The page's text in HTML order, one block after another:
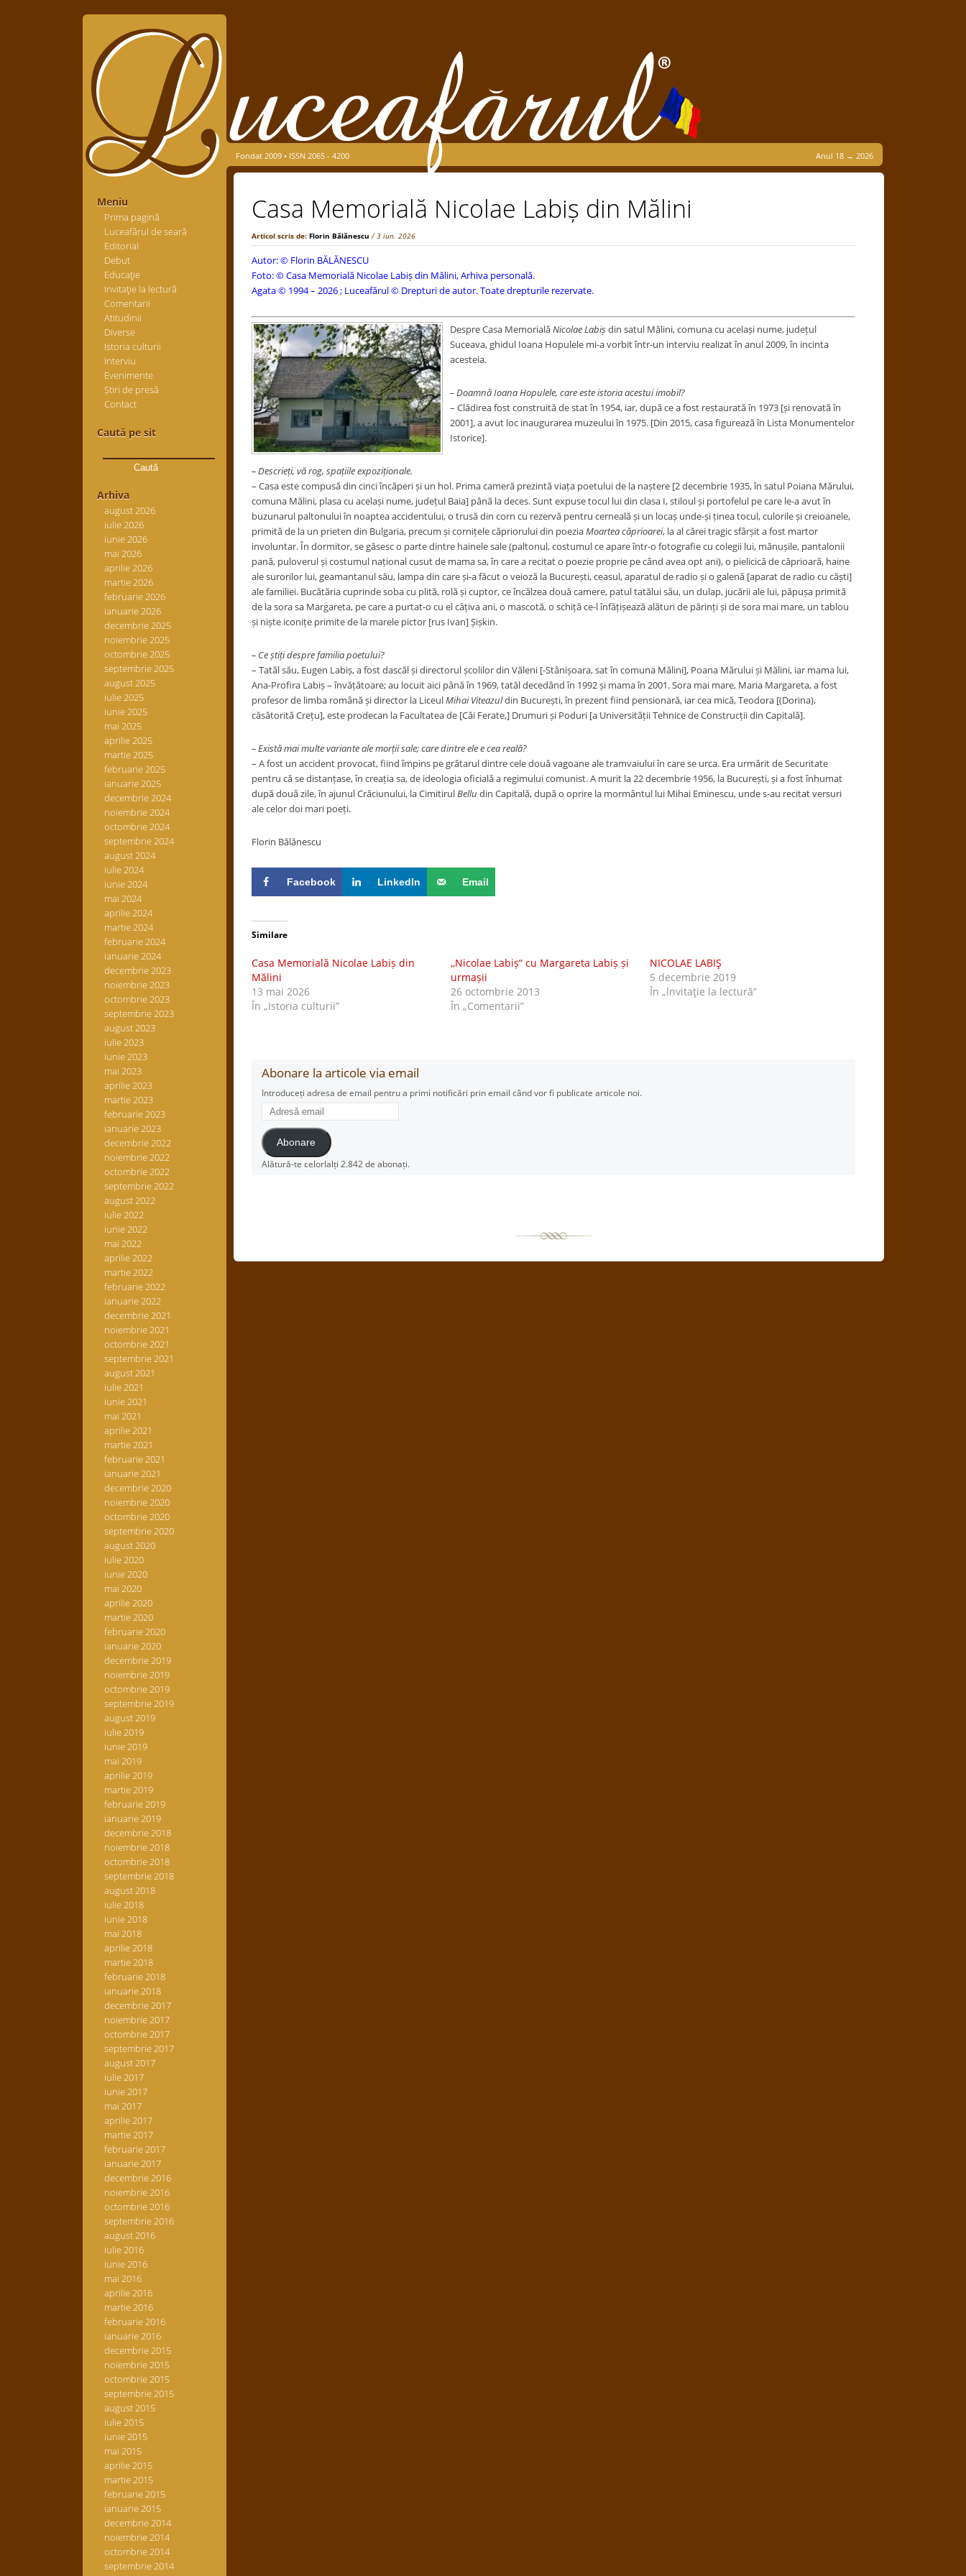
Meniu
Prima pagină
Luceafărul de seară
Editorial
Debut
Educaţie
Invitaţie la lectură
Comentarii
Atitudinii
Diverse
Istoria culturii
Interviu
Evenimente
Știri de presă
Contact
Caută pe sit
după:
Arhiva
august 2026
iulie 2026
iunie 2026
mai 2026
aprilie 2026
martie 2026
februarie 2026
ianuarie 2026
decembrie 2025
noiembrie 2025
octombrie 2025
septembrie 2025
august 2025
iulie 2025
iunie 2025
mai 2025
aprilie 2025
martie 2025
februarie 2025
ianuarie 2025
decembrie 2024
noiembrie 2024
octombrie 2024
septembrie 2024
august 2024
iulie 2024
iunie 2024
mai 2024
aprilie 2024
martie 2024
februarie 2024
ianuarie 2024
decembrie 2023
noiembrie 2023
octombrie 2023
septembrie 2023
august 2023
iulie 2023
iunie 2023
mai 2023
aprilie 2023
martie 2023
februarie 2023
ianuarie 2023
decembrie 2022
noiembrie 2022
octombrie 2022
septembrie 2022
august 2022
iulie 2022
iunie 2022
mai 2022
aprilie 2022
martie 2022
februarie 2022
ianuarie 2022
decembrie 2021
noiembrie 2021
octombrie 2021
septembrie 2021
august 2021
iulie 2021
iunie 2021
mai 2021
aprilie 2021
martie 2021
februarie 2021
ianuarie 2021
decembrie 2020
noiembrie 2020
octombrie 2020
septembrie 2020
august 2020
iulie 2020
iunie 2020
mai 2020
aprilie 2020
martie 2020
februarie 2020
ianuarie 2020
decembrie 2019
noiembrie 2019
octombrie 2019
septembrie 2019
august 2019
iulie 2019
iunie 2019
mai 2019
aprilie 2019
martie 2019
februarie 2019
ianuarie 2019
decembrie 2018
noiembrie 2018
octombrie 2018
septembrie 2018
august 2018
iulie 2018
iunie 2018
mai 2018
aprilie 2018
martie 2018
februarie 2018
ianuarie 2018
decembrie 2017
noiembrie 2017
octombrie 2017
septembrie 2017
august 2017
iulie 2017
iunie 2017
mai 2017
aprilie 2017
martie 2017
februarie 2017
ianuarie 2017
decembrie 2016
noiembrie 2016
octombrie 2016
septembrie 2016
august 2016
iulie 2016
iunie 2016
mai 2016
aprilie 2016
martie 2016
februarie 2016
ianuarie 2016
decembrie 2015
noiembrie 2015
octombrie 2015
septembrie 2015
august 2015
iulie 2015
iunie 2015
mai 2015
aprilie 2015
martie 2015
februarie 2015
ianuarie 2015
decembrie 2014
noiembrie 2014
octombrie 2014
septembrie 2014
Fondat 2009 • ISSN 2065 - 4200 Anul 18 → 2026
Casa Memorială Nicolae Labiș din Mălini
Articol scris de: Florin Bălănescu / 3 iun. 2026
Autor: © Florin BĂLĂNESCU
Foto: © Casa Memorială Nicolae Labiș din Mălini, Arhiva personală.
Agata © 1994 – 2026 ; Luceafărul © Drepturi de autor. Toate drepturile rezervate.
Despre Casa MemorialăNicolae Labișdin satul Mălini, comuna cu același nume, județul
Suceava, ghidul Ioana Hopulele mi-a vorbit într-un interviu realizat în anul 2009, în incinta
acesteia.
– Doamnă Ioana Hopulele, care este istoria acestui imobil?
– Clădirea fost construită de stat în 1954, iar, după ce a fost restaurată în 1973 [și renovată în
2001], a avut loc inaugurarea muzeului în 1975. [Din 2015, casa figurează în Lista Monumentelor
Istorice].
– Descrieți, vă rog, spațiile expoziționale.
– Casaeste compusă din cinci încăperi și un hol. Prima cameră prezintă viața poetului de la naștere [2 decembrie 1935, în satul Poiana Mărului,
comuna Mălini, plasa cu același nume, județul Baia]până la deces. Sunt expuse tocul lui din clasa I, stiloul și portofelul pe care le-a avut în
buzunarul paltonului în noaptea accidentului, o trusă din corn cu rezervă pentru cerneală și un locaș unde-și ținea tocul, culorile și creioanele,
primită de la un prieten din Bulgaria, precum și cornițele căpriorului din poeziaMoartea căprioarei, la al cărei tragic sfârșit a fost martor
involuntar. În dormitor, se găsesc o parte dintre hainele sale (paltonul, costumul ce apare într-o fotografie cu colegii lui, mănușile, pantalonii
pană, puloverul și costumul național cusut de mama sa, în care a recitat o poezie proprie pe când avea opt ani), o pielicică de căprioară, haine
ale surorilor lui, geamantanul său, lampa din care și-a făcut o veioză la București, ceasul, aparatul de radio și o galenă [aparat de radio cu căști]
ale familiei. Bucătăria cuprinde soba cu plită, rolă și cuptor, ce încălzea două camere, patul tatălui său, un dulap, jucării ale lui, păpușa primită
de la sora sa Margareta, pe care a purtat-o cu el câțiva ani, o mascotă, o schiță ce-l înfățișează alături de părinți și de sora mai mare, un tablou
și niște iconițe primite de la marele pictor [rus Ivan] Șișkin.
– Ce știți despre familia poetului?
– Tatăl său, Eugen Labiș, a fost dascăl și directorul școlilor din Văleni [-Stânișoara, sat în comuna Mălini], Poana Mărului și Mălini, iar mama lui,
Ana-Profira Labiș–învățătoare; au locuit aici până în 1969, tatăl decedând în 1992 și mama în 2001. Sora mai mare, Maria Margareta, a fost
profesor de limba română și director la LiceulMihai Viteazuldin București, în prezent fiind pensionară, iar cea mică, Teodora [(Dorina),
căsătorită Crețu], este prodecan la Facultatea de [Căi Ferate,] Drumuri și Poduri [a Universității Tehnice de Construcții din Capitală].
– Există mai multe variante ale morții sale; care dintre ele e cea reală?
– A fost un accident provocat, fiind împins pe grătarul dintre cele două vagoane ale tramvaiului în care se urca. Era urmărit de Securitate
pentru că se distanțase, în creația sa, de ideologia oficială a regimului comunist. A murit la22 decembrie 1956, la București, și a fost înhumat
după două zile, în ajunul Crăciunului, la CimitirulBellu din Capitală, după o oprire la mormântul lui Mihai Eminescu, unde s-au recitat versuri
ale celor doi mari poeți.
Florin Bălănescu
Facebook LinkedIn Email
Similare
Casa Memorială Nicolae Labiș din
Mălini
13 mai 2026
În „Istoria culturii”
,,Nicolae Labiș“ cu Margareta Labiș și
urmașii
26 octombrie 2013
În „Comentarii”
NICOLAE LABIŞ
5 decembrie 2019
În „lnvitaţie la lectură”
Abonare la articole via email
Introduceți adresa de email pentru a primi notificări prin email când vor fi publicate articole noi.
Adresă
email
Abonare
Alătură-te celorlalți 2.842 de abonați.